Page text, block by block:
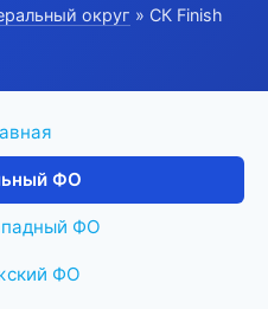
округ » СК Finish
ФО
ФО
ФО